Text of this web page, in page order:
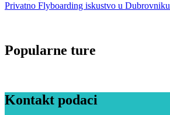
Privatno Flyboarding iskustvo u Dubrovniku
Popularne ture
Kontakt podaci